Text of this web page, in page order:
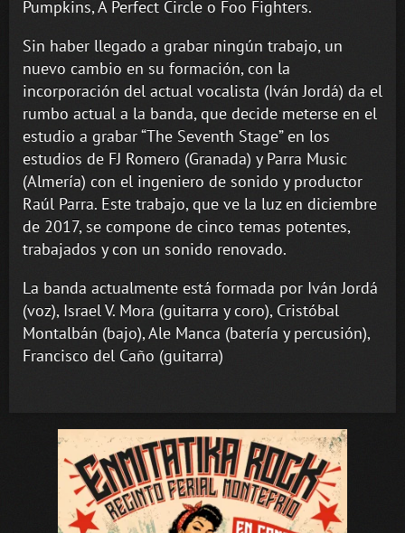
Pumpkins, A Perfect Circle o Foo Fighters.
Sin haber llegado a grabar ningún trabajo, un
nuevo cambio en su formación, con la
incorporación del actual vocalista (Iván Jordá) da el
rumbo actual a la banda, que decide meterse en el
estudio a grabar “The Seventh Stage” en los
estudios de FJ Romero (Granada) y Parra Music
(Almería) con el ingeniero de sonido y productor
Raúl Parra. Este trabajo, que ve la luz en diciembre
de 2017, se compone de cinco temas potentes,
trabajados y con un sonido renovado.
La banda actualmente está formada por Iván Jordá
(voz), Israel V. Mora (guitarra y coro), Cristóbal
Montalbán (bajo), Ale Manca (batería y percusión),
Francisco del Caño (guitarra)